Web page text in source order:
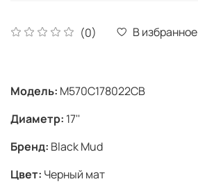
(0) В избранное
Модель: M570C178022CB
Диаметр: 17''
Бренд: Black Mud
Цвет: Черный мат